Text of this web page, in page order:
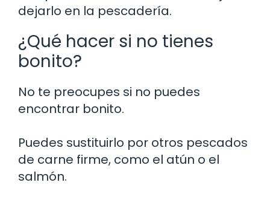
dejarlo en la pescadería.
¿Qué hacer si no tienes
bonito?
No te preocupes si no puedes
encontrar bonito.
Puedes sustituirlo por otros pescados
de carne firme, como el atún o el
salmón.